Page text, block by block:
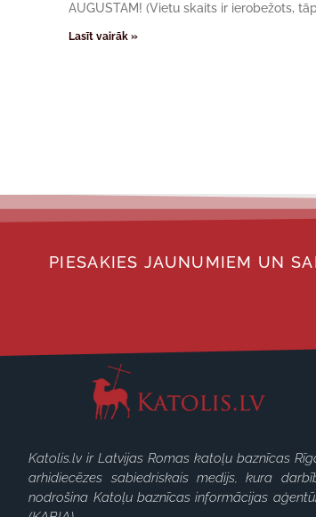
AUGUSTAM! (Vietu skaits ir ierobežots,
Lasīt vairāk »
PIESAKIES JAUNUMIEM UN
Katolis.lv ir Latvijas Romas katoļu baznīcas
arhidiecēzes sabiedriskais medijs, kura
nodrošina Katoļu baznīcas informācijas